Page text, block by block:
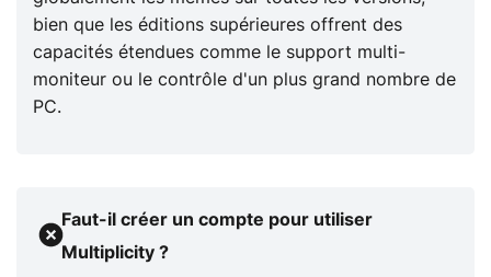
bien que les éditions supérieures offrent des
capacités étendues comme le support multi-
moniteur ou le contrôle d'un plus grand nombre de
PC.
Faut-il créer un compte pour utiliser
Multiplicity ?